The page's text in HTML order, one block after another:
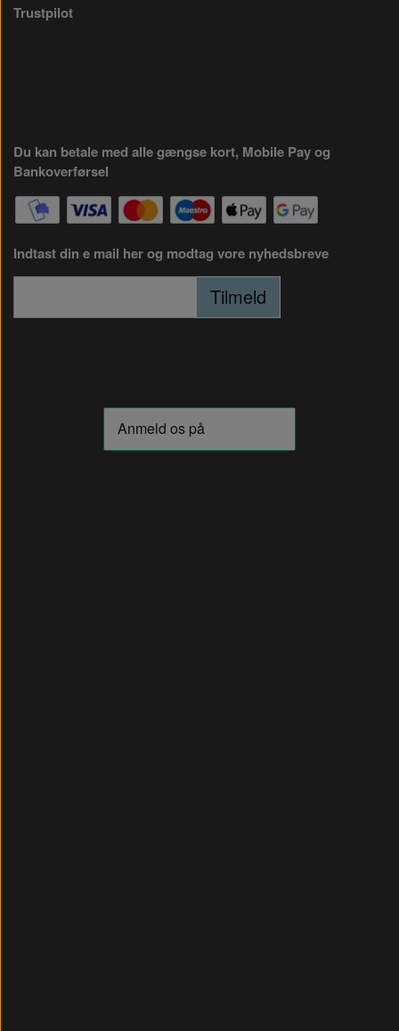
Trustpilot
Du kan betale med alle gængse kort, Mobile Pay og
Bankoverførsel
Indtast din e mail her og modtag vore nyhedsbreve
Tilmeld